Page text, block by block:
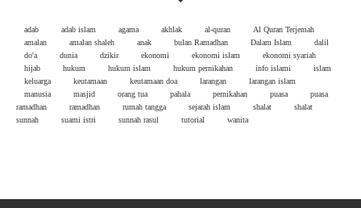
adab adab islam agama akhlak al-quran
Al Quran Terjemah
amalan
amalan shaleh anak bulan Ramadhan Dalam Islam
dalil
do'a
dunia dzikir ekonomi ekonomi islam
ekonomi syariah
hijab
hukum hukum islam hukum pernikahan info islami
islam
keluarga
keutamaan keutamaan doa larangan
larangan islam
manusia
masjid orang tua pahala pernikahan puasa
puasa
ramadhan
ramadhan rumah tangga sejarah islam shalat
shalat
sunnah
suami istri sunnah rasul tutorial wanita